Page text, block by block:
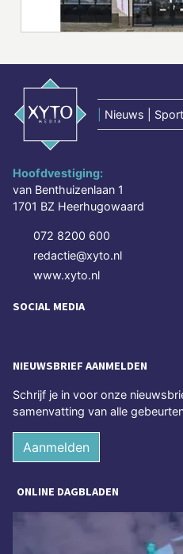
Nieuws |
Hoofdvestiging:
van Benthuizenlaan 1
1701 BZ Heerhugowaard
072 8200 600
redactie@xyto.nl
www.xyto.nl
SOCIAL MEDIA
NIEUWSBRIEF AANMELDEN
Schrijf je in voor onze
samenvatting van alle
Aanmelden
ONLINE DAGBLADEN